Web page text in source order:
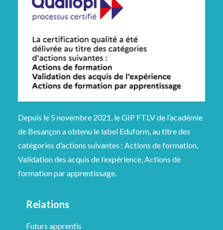
Depuis le 5 novembre 2021, le GIP FTLV de l’académie
de Besançon a obtenu le label Eduform, au titre des
catégories d’actions suivantes : Actions de formation,
Validation des acquis de l’expérience, Actions de
formation par apprentissage.
Relations
Futurs apprentis